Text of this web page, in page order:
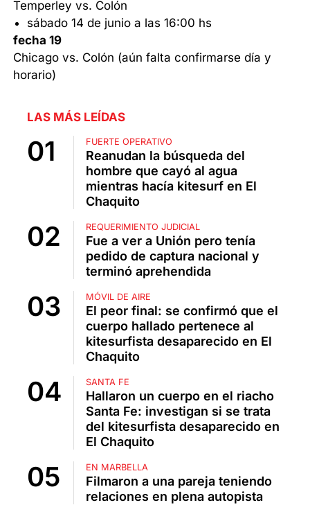
Temperley vs. Colón
sábado 14 de junio a las 16:00 hs
fecha 19
Chicago vs. Colón (aún falta confirmarse día y
horario)
LAS MÁS LEÍDAS
FUERTE OPERATIVO
Reanudan la búsqueda del
hombre que cayó al agua
mientras hacía kitesurf en El
Chaquito
REQUERIMIENTO JUDICIAL
Fue a ver a Unión pero tenía
pedido de captura nacional y
terminó aprehendida
MÓVIL DE AIRE
El peor final: se confirmó que el
cuerpo hallado pertenece al
kitesurfista desaparecido en El
Chaquito
SANTA FE
Hallaron un cuerpo en el riacho
Santa Fe: investigan si se trata
del kitesurfista desaparecido en
El Chaquito
EN MARBELLA
Filmaron a una pareja teniendo
relaciones en plena autopista